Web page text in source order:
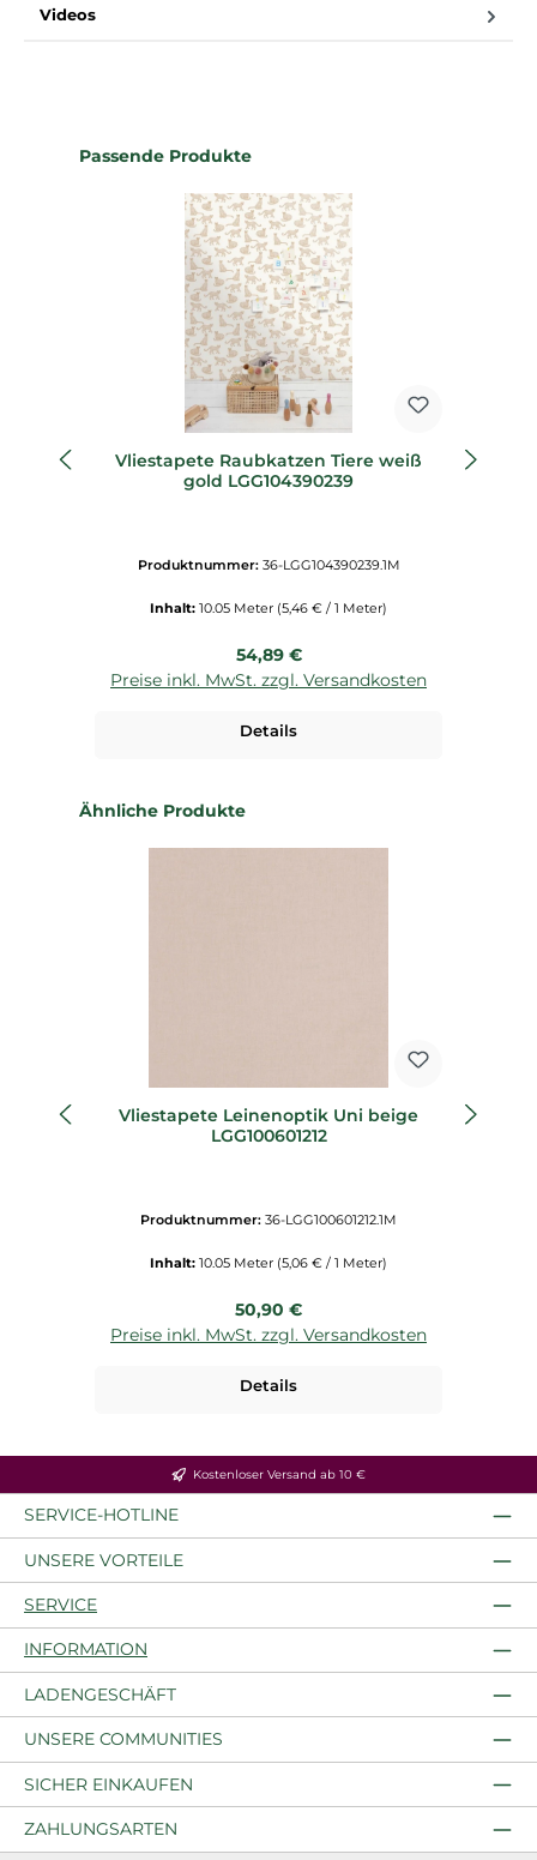
Videos
Produktgalerie überspringen
Passende Produkte
Vliestapete Raubkatzen Tiere weiß
gold LGG104390239
Produktnummer: 36-LGG104390239.1M
Inhalt: 10.05 Meter (5,46 € / 1 Meter)
Regulärer Preis:
54,89 €
Preise inkl. MwSt. zzgl. Versandkosten
Details
Produktgalerie überspringen
Ähnliche Produkte
Vliestapete Leinenoptik Uni beige
LGG100601212
Produktnummer: 36-LGG100601212.1M
Inhalt: 10.05 Meter (5,06 € / 1 Meter)
Regulärer Preis:
50,90 €
Preise inkl. MwSt. zzgl. Versandkosten
Details
Kostenloser Versand ab 10 €
SERVICE-HOTLINE
UNSERE VORTEILE
SERVICE
INFORMATION
LADENGESCHÄFT
UNSERE COMMUNITIES
SICHER EINKAUFEN
ZAHLUNGSARTEN